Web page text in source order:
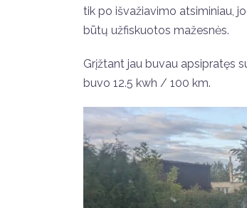
tik po išvažiavimo atsiminiau,
būtų užfiskuotos mažesnės.
Grįžtant jau buvau apsipratęs
buvo 12.5 kwh / 100 km.